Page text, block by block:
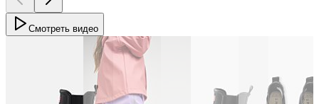
Смотреть видео